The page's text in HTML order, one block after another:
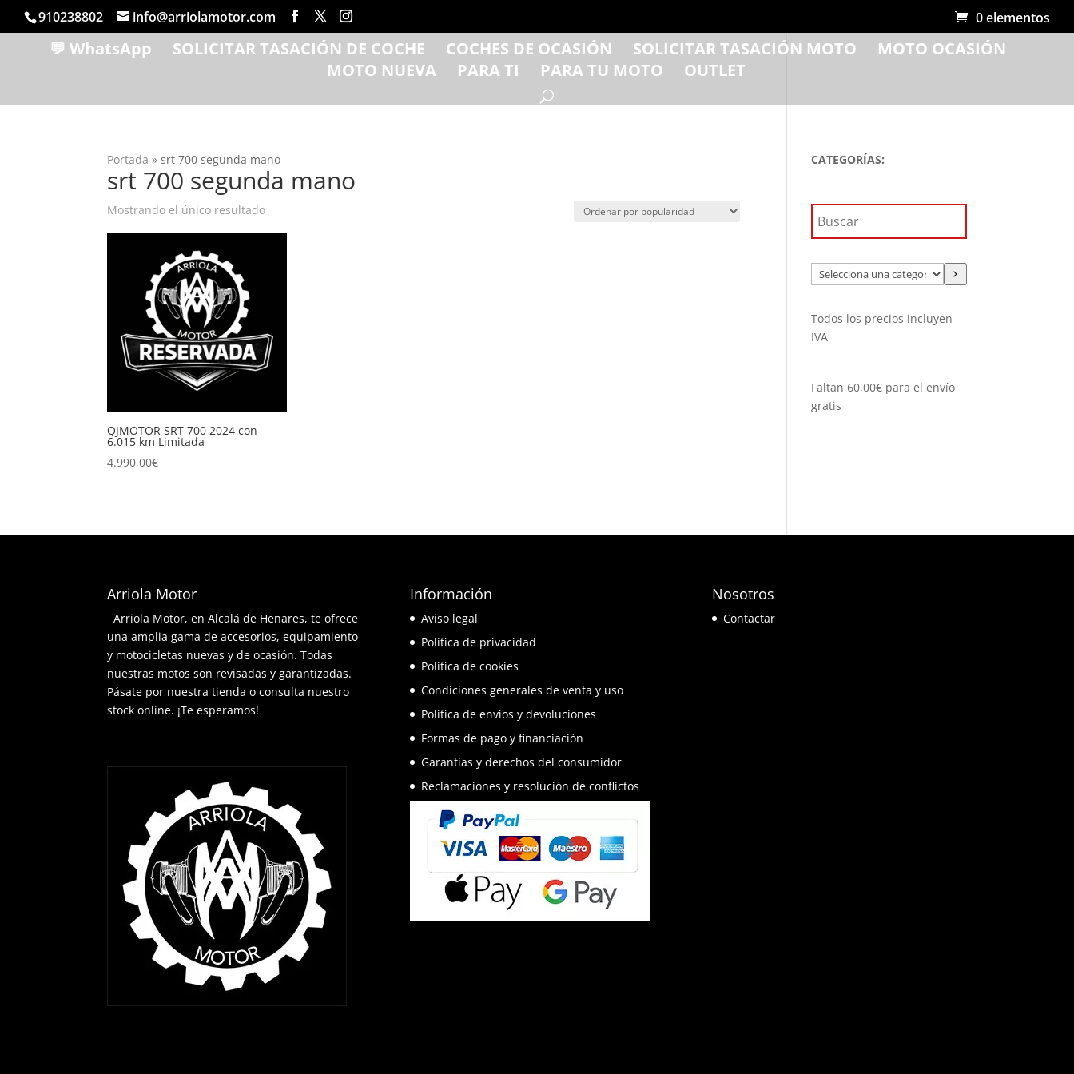
910238802 info@arriolamotor.com 0 elementos
💬 WhatsApp SOLICITAR TASACIÓN DE COCHE COCHES DE OCASIÓN SOLICITAR TASACIÓN MOTO
MOTO OCASIÓN
MOTO NUEVA
PARA TI PARA TU MOTO OUTLET
Portada »srt 700 segunda mano
srt 700 segunda mano
Mostrando el único resultado
QJMOTOR SRT 700 2024 con
6.015 km Limitada
4.990,00€
CATEGORÍAS:
Selecciona
una
Todos los precios incluyen
IVA
Faltan60,00€ para el envío
gratis
Arriola Motor
Arriola Motor, en Alcalá de Henares, te ofrece
una amplia gama de accesorios, equipamiento
y motocicletas nuevas y de ocasión. Todas
nuestras motos son revisadas y garantizadas.
Pásate por nuestra tienda o consulta nuestro
stock online. ¡Te esperamos!
Información
Aviso legal
Política de privacidad
Política de cookies
Condiciones generales de venta y uso
Politica de envios y devoluciones
Formas de pago y financiación
Garantías y derechos del consumidor
Reclamaciones y resolución de conflictos
Nosotros
Contactar